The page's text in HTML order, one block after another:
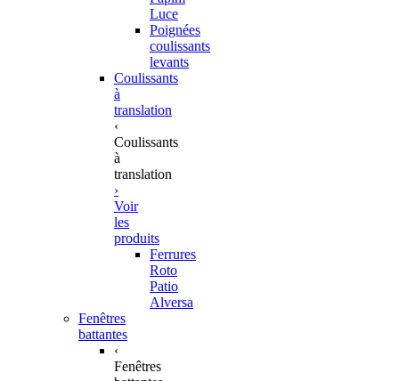
Luce
Poignées
coulissants
levants
Coulissants
à
translation
‹
Coulissants
à
translation
›
Voir
les
produits
Ferrures
Roto
Patio
Alversa
Fenêtres
battantes
‹
Fenêtres